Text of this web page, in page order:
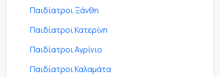
Παιδίατροι Ξάνθη
Παιδίατροι Κατερίνη
Παιδίατροι Αγρίνιο
Παιδίατροι Καλαμάτα